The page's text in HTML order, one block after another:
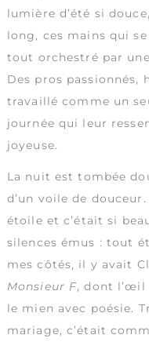
lumière d’été si
long, ces mains qui
tout orchestré par
Des pros passionnés,
travaillé comme un
journée qui leur
joyeuse.
La nuit est tombée
d’un voile de
étoile et c’était si
silences émus : tout
mes côtés, il y avait
Monsieur F, dont l’œil
le mien avec poésie.
mariage, c’était